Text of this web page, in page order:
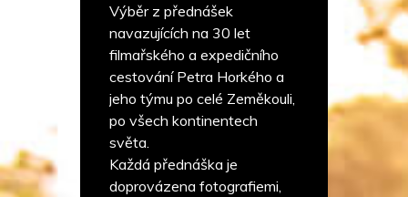
Výběr z přednášek
navazujících na 30 let
filmařského a expedičního
cestování Petra Horkého a
jeho týmu po celé Zeměkouli,
po všech kontinentech
světa.
Každá přednáška je
doprovázena fotografiemi,